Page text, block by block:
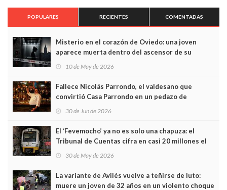
POPULARES RECIENTES COMENTADAS
Misterio en el corazón de Oviedo: una joven
aparece muerta dentro del ascensor de su
edificio y las cámaras captan sus últimos minutos
10 de May de 2026
Fallece Nicolás Parrondo, el valdesano que
convirtió Casa Parrondo en un pedazo de
Asturias en Madrid
30 de Jun de 2026
El ‘Fevemocho’ ya no es solo una chapuza: el
Tribunal de Cuentas cifra en casi 20 millones el
sobrecoste de los trenes que no cabían por los
30 de May de 2026
La variante de Avilés vuelve a teñirse de luto:
muere un joven de 32 años en un violento choque